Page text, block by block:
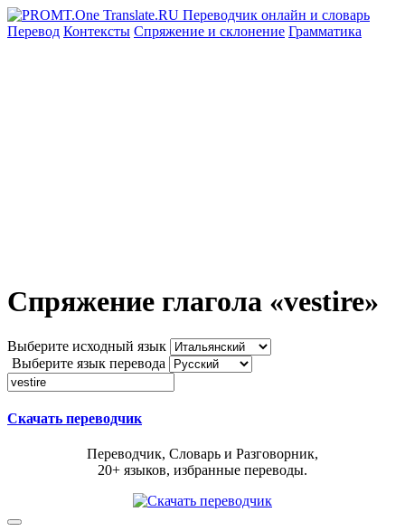
Перевод Контексты Спряжение и склонение Грамматика
Спряжение глагола «vestire»
Выберите исходный язык
Выберите язык перевода
Скачать переводчик
Переводчик, Словарь и Разговорник,
20+ языков, избранные переводы.